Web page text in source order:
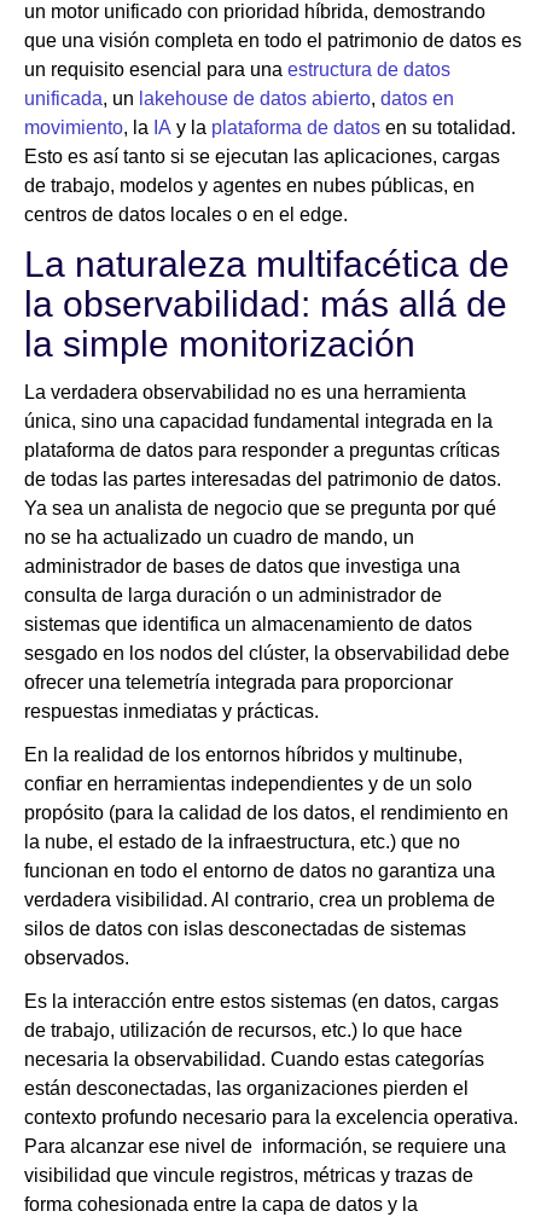
un motor unificado con prioridad híbrida, demostrando
que una visión completa en todo el patrimonio de datos es
un requisito esencial para una estructura de datos
unificada, un lakehouse de datos abierto, datos en
movimiento, la IA y la plataforma de datos en su totalidad.
Esto es así tanto si se ejecutan las aplicaciones, cargas
de trabajo, modelos y agentes en nubes públicas, en
centros de datos locales o en el edge.
La naturaleza multifacética de
la observabilidad: más allá de
la simple monitorización
La verdadera observabilidad no es una herramienta
única, sino una capacidad fundamental integrada en la
plataforma de datos para responder a preguntas críticas
de todas las partes interesadas del patrimonio de datos.
Ya sea un analista de negocio que se pregunta por qué
no se ha actualizado un cuadro de mando, un
administrador de bases de datos que investiga una
consulta de larga duración o un administrador de
sistemas que identifica un almacenamiento de datos
sesgado en los nodos del clúster, la observabilidad debe
ofrecer una telemetría integrada para proporcionar
respuestas inmediatas y prácticas.
En la realidad de los entornos híbridos y multinube,
confiar en herramientas independientes y de un solo
propósito (para la calidad de los datos, el rendimiento en
la nube, el estado de la infraestructura, etc.) que no
funcionan en todo el entorno de datos no garantiza una
verdadera visibilidad. Al contrario, crea un problema de
silos de datos con islas desconectadas de sistemas
observados.
Es la interacción entre estos sistemas (en datos, cargas
de trabajo, utilización de recursos, etc.) lo que hace
necesaria la observabilidad. Cuando estas categorías
están desconectadas, las organizaciones pierden el
contexto profundo necesario para la excelencia operativa.
Para alcanzar ese nivel de información, se requiere una
visibilidad que vincule registros, métricas y trazas de
forma cohesionada entre la capa de datos y la